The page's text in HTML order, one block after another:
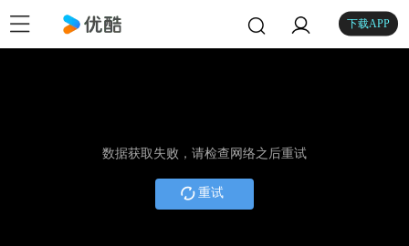
下载APP
数据获取失败，请检查网络之后重试
重试